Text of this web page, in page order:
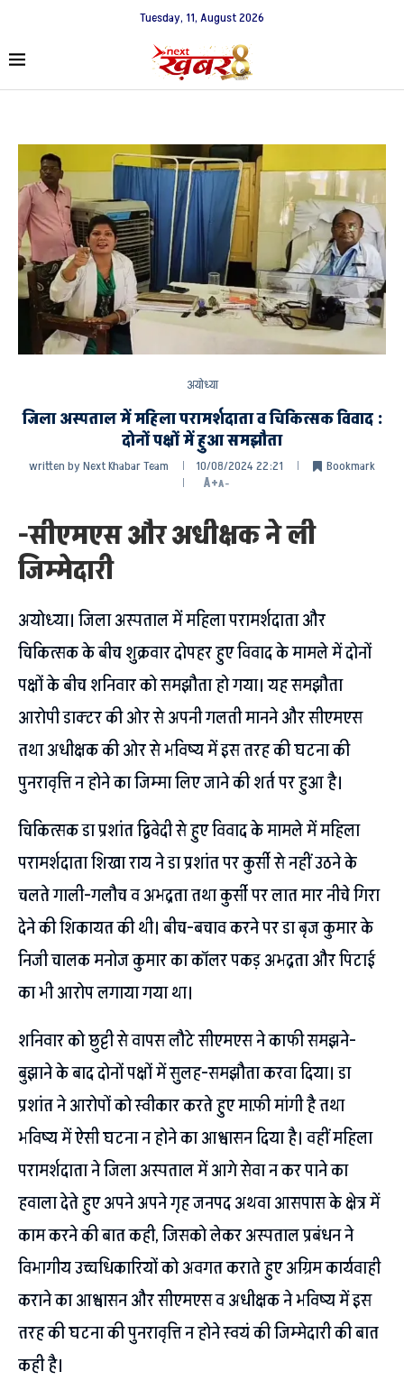
Tuesday, 11, August 2026
अयोध्या
जिला अस्पताल में महिला परामर्शदाता व चिकित्सक विवाद :
दोनों पक्षों में हुआ समझौता
written byNext Khabar Team 10/08/2024 22:21
Bookmark
A+A-
-सीएमएस और अधीक्षक ने ली
जिम्मेदारी
अयोध्या। जिला अस्पताल में महिला परामर्शदाता और
चिकित्सक के बीच शुक्रवार दोपहर हुए विवाद के मामले में दोनों
पक्षों के बीच शनिवार को समझौता हो गया। यह समझौता
आरोपी डाक्टर की ओर से अपनी गलती मानने और सीएमएस
तथा अधीक्षक की ओर से भविष्य में इस तरह की घटना की
पुनरावृत्ति न होने का जिम्मा लिए जाने की शर्त पर हुआ है।
चिकित्सक डा प्रशांत द्विवेदी से हुए विवाद के मामले में महिला
परामर्शदाता शिखा राय ने डा प्रशांत पर कुर्सी से नहीं उठने के
चलते गाली-गलौच व अभद्रता तथा कुर्सी पर लात मार नीचे गिरा
देने की शिकायत की थी। बीच-बचाव करने पर डा बृज कुमार के
निजी चालक मनोज कुमार का कॉलर पकड़ अभद्रता और पिटाई
का भी आरोप लगाया गया था।
शनिवार को छुट्टी से वापस लौटे सीएमएस ने काफी समझने-
बुझाने के बाद दोनों पक्षों में सुलह-समझौता करवा दिया। डा
प्रशांत ने आरोपों को स्वीकार करते हुए माफ़ी मांगी है तथा
भविष्य में ऐसी घटना न होने का आश्वासन दिया है। वहीं महिला
परामर्शदाता ने जिला अस्पताल में आगे सेवा न कर पाने का
हवाला देते हुए अपने अपने गृह जनपद अथवा आसपास के क्षेत्र में
काम करने की बात कही, जिसको लेकर अस्पताल प्रबंधन ने
विभागीय उच्चधिकारियों को अवगत कराते हुए अग्रिम कार्यवाही
कराने का आश्वासन और सीएमएस व अधीक्षक ने भविष्य में इस
तरह की घटना की पुनरावृत्ति न होने स्वयं की जिम्मेदारी की बात
कही है।